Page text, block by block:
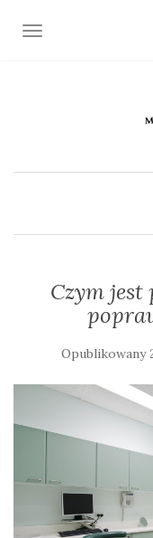
TOGGLE
Czym
Opublikowany